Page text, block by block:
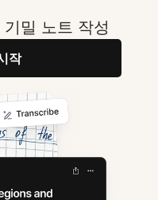
밀 노트 작성
작